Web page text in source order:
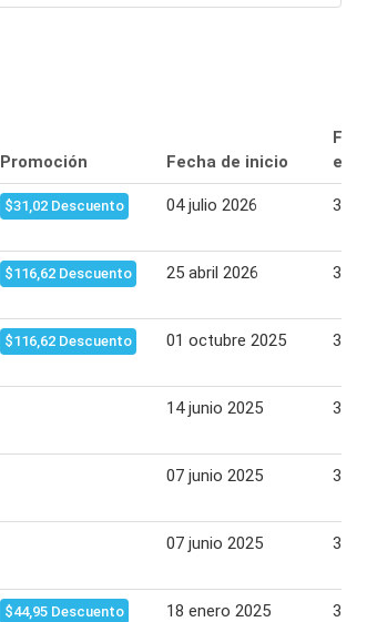
Promoción Fecha de inicio
$31,02 Descuento 04 julio 2026 31
$116,62 Descuento 25 abril 2026 31
$116,62 Descuento 01 octubre 2025 31
14 junio 2025 30
07 junio 2025 30
07 junio 2025 30
$44,95 Descuento 18 enero 2025 31